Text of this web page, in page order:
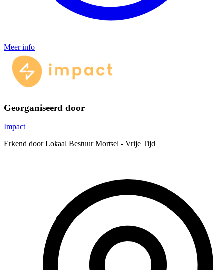
Meer info
Georganiseerd door
Impact
Erkend door Lokaal Bestuur Mortsel - Vrije Tijd